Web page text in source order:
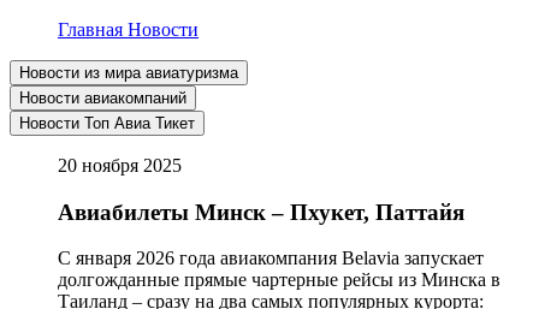
Главная Новости
Новости из мира авиатуризма
Новости авиакомпаний
Новости Топ Авиа Тикет
20 ноября 2025
Авиабилеты Минск – Пхукет, Паттайя
С января 2026 года авиакомпания Belavia запускает
долгожданные прямые чартерные рейсы из Минска в
Таиланд – сразу на два самых популярных курорта: